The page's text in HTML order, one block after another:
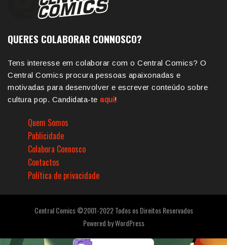
QUERES COLABORAR CONNOSCO?
Tens interesse em colaborar com o Central Comics? O
Central Comics procura pessoas apaixonadas e
motivadas para desenvolver e escrever conteúdo sobre
cultura pop. Candidata-te aqui!
Quem Somos
Publicidade
Colabora Connosco
Contactos
Política de privacidade
Central Comics ©2001-2022 Todos os Direitos Reservados
Powered byWordPress